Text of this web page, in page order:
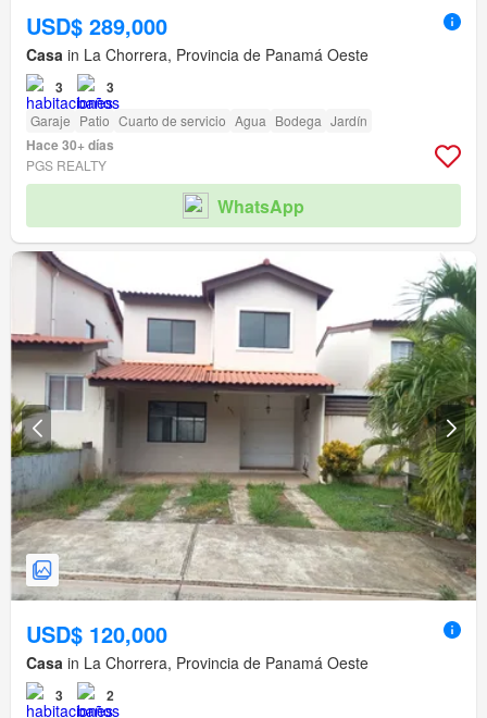
USD$ 289,000
Casa in La Chorrera, Provincia de Panamá Oeste
3 3
Garaje Patio Cuarto de servicio Agua Bodega Jardín
Hace 30+ días
PGS REALTY
WhatsApp
USD$ 120,000
Casa in La Chorrera, Provincia de Panamá Oeste
3 2